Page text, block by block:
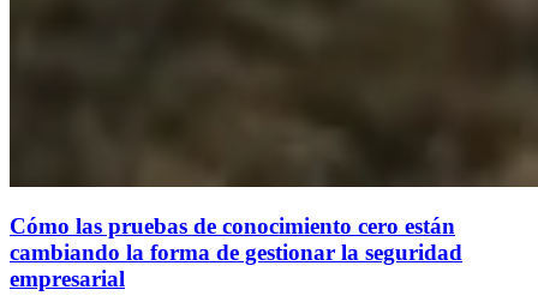
Cómo las pruebas de conocimiento cero están
cambiando la forma de gestionar la seguridad
empresarial